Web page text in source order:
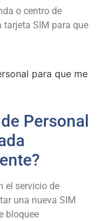
o centro de
tarjeta SIM para que
Personal
el servicio de
una nueva SIM
bloquee